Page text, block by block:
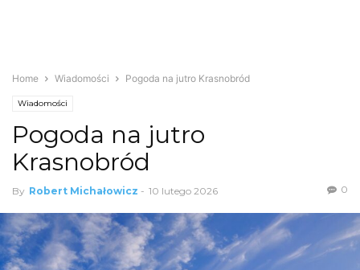
Home Wiadomości Pogoda na jutro Krasnobród
Wiadomości
Pogoda na jutro
Krasnobród
By Robert Michałowicz - 10 lutego 2026 0